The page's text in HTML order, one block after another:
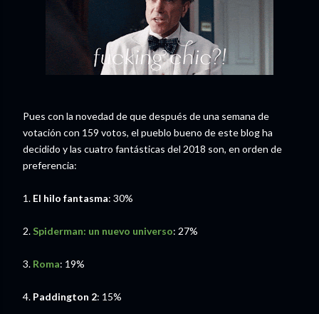
Pues con la novedad de que después de una semana de
votación con 159 votos, el pueblo bueno de este blog ha
decidido y las cuatro fantásticas del 2018 son, en orden de
preferencia:
1. El hilo fantasma: 30%
2.Spiderman: un nuevo universo: 27%
3. Roma: 19%
4. Paddington 2: 15%